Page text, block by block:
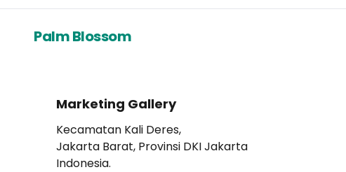
Palm Blossom
Marketing Gallery
Kecamatan Kali Deres,
Jakarta Barat, Provinsi DKI Jakarta
Indonesia.